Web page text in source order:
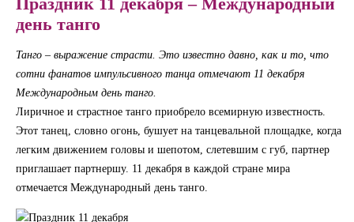
день танго
Танго – выражение страсти. Это известно давно, как и то, что
сотни фанатов импульсивного танца отмечают 11 декабря
Международным день танго.
Лиричное и страстное танго приобрело всемирную известность.
Этот танец, словно огонь, бушует на танцевальной площадке, когда
легким движением головы и шепотом, слетевшим с губ, партнер
приглашает партнершу. 11 декабря в каждой стране мира
отмечается Международный день танго.